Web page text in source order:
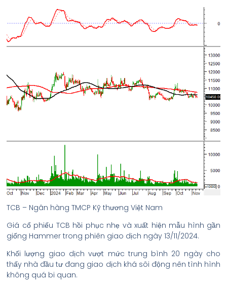
TCB – Ngân hàng TMCP Kỹ thương Việt Nam
Giá cổ phiếu TCB hồi phục nhẹ và xuất hiện mẫu hình gần
giống Hammer trong phiên giao dịch ngày 13/11/2024.
Khối lượng giao dịch vượt mức trung bình 20 ngày cho
thấy nhà đầu tư đang giao dịch khá sôi động nên tình hình
không quá bi quan.